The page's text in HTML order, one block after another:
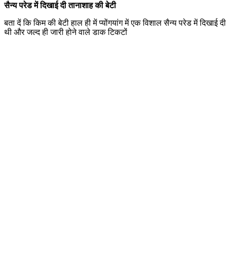
सैन्य परेड में दिखाई दी तानाशाह की बेटी
बता दें कि किम की बेटी हाल ही में प्योंगयांग में एक विशाल सैन्य परेड में दिखाई दी
थी और जल्द ही जारी होने वाले डाक टिकटों